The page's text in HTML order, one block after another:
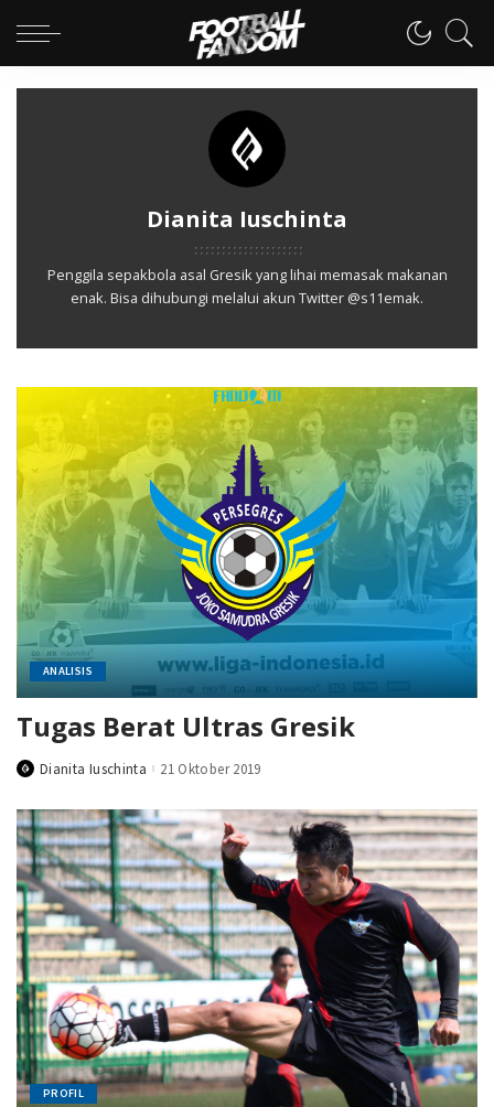
Dianita Iuschinta
Penggila sepakbola asal Gresik yang lihai memasak makanan
enak. Bisa dihubungi melalui akun Twitter @s11emak.
ANALISIS
Tugas Berat Ultras Gresik
PostedDianita Iuschinta 21 Oktober 2019
PROFIL